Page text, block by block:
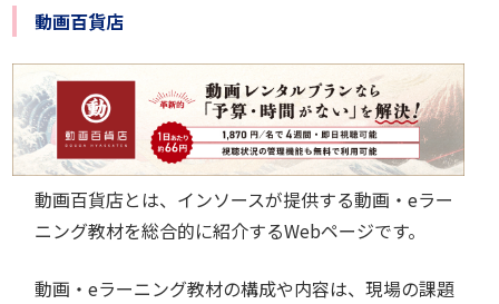
動画百貨店
動画百貨店とは、インソースが提供する動画・eラー
ニング教材を総合的に紹介するWebページです。
動画・eラーニング教材の構成や内容は、現場の課題